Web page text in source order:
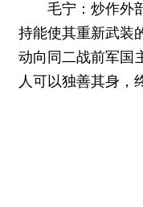
毛宁：炒作外
持能使其重新武装
动向同二战前军国
人可以独善其身，